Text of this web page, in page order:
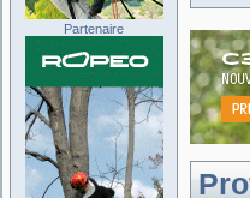
Partenaire